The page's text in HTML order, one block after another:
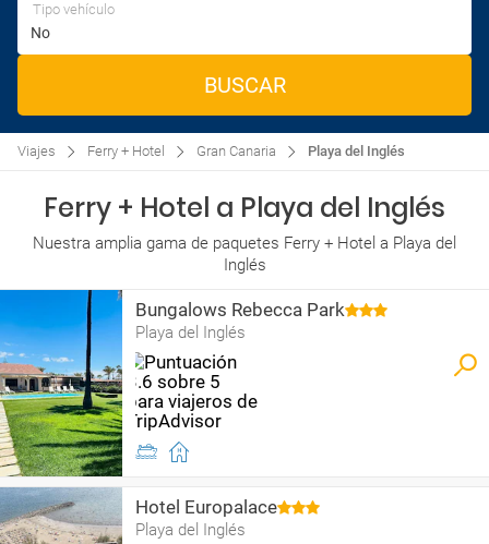
Tipo vehículo
BUSCAR
Viajes Ferry + Hotel Gran Canaria Playa del Inglés
Ferry + Hotel a Playa del Inglés
Nuestra amplia gama de paquetes Ferry + Hotel a Playa del
Inglés
Bungalows Rebecca Park
Playa del Inglés
Hotel Europalace
Playa del Inglés